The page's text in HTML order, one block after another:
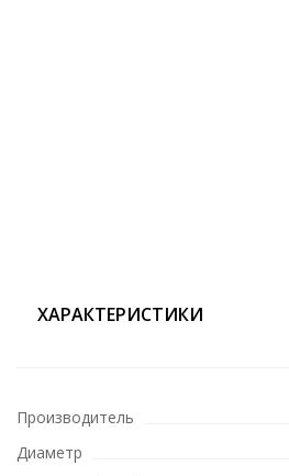
ХАРАКТЕРИСТИКИ
Производитель
Диаметр